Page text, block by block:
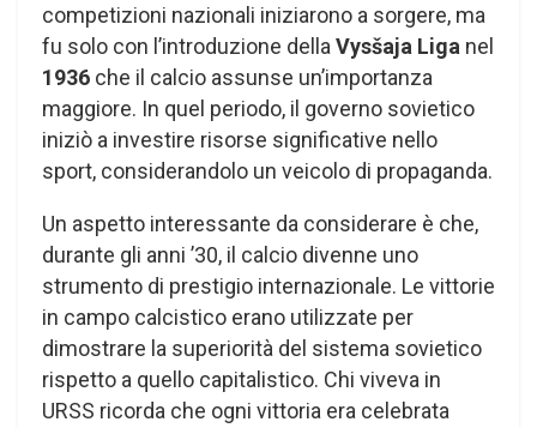
competizioni nazionali iniziarono a sorgere, ma
fu solo con l’introduzione della Vysšaja Liga nel
1936 che il calcio assunse un’importanza
maggiore. In quel periodo, il governo sovietico
iniziò a investire risorse significative nello
sport, considerandolo un veicolo di propaganda.
Un aspetto interessante da considerare è che,
durante gli anni ’30, il calcio divenne uno
strumento di prestigio internazionale. Le vittorie
in campo calcistico erano utilizzate per
dimostrare la superiorità del sistema sovietico
rispetto a quello capitalistico. Chi viveva in
URSS ricorda che ogni vittoria era celebrata